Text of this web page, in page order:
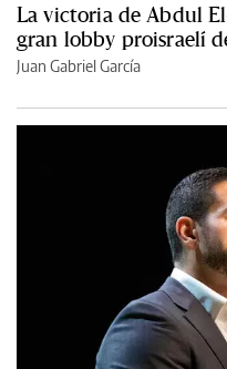
La victoria de Abdul
gran lobby proisraelí
Juan Gabriel García